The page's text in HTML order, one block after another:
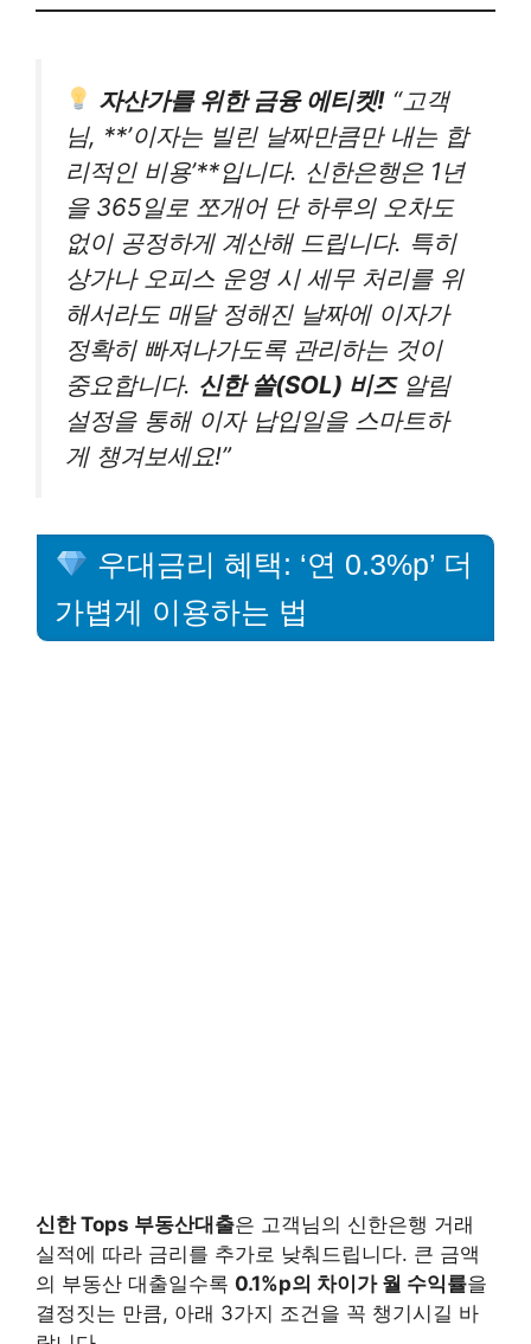
자산가를 위한 금융 에티켓! “고객
님, **’이자는 빌린 날짜만큼만 내는 합
리적인 비용’**입니다. 신한은행은 1년
을 365일로 쪼개어 단 하루의 오차도
없이 공정하게 계산해 드립니다. 특히
상가나 오피스 운영 시 세무 처리를 위
해서라도 매달 정해진 날짜에 이자가
정확히 빠져나가도록 관리하는 것이
중요합니다. 신한 쏠(SOL) 비즈알림
설정을 통해 이자 납입일을 스마트하
게 챙겨보세요!”
우대금리 혜택: ‘연 0.3%p’ 더
가볍게 이용하는 법
신한 Tops 부동산대출은 고객님의 신한은행 거래
실적에 따라 금리를 추가로 낮춰드립니다. 큰 금액
의 부동산 대출일수록 0.1%p의 차이가 월 수익률을
결정짓는 만큼, 아래 3가지 조건을 꼭 챙기시길 바